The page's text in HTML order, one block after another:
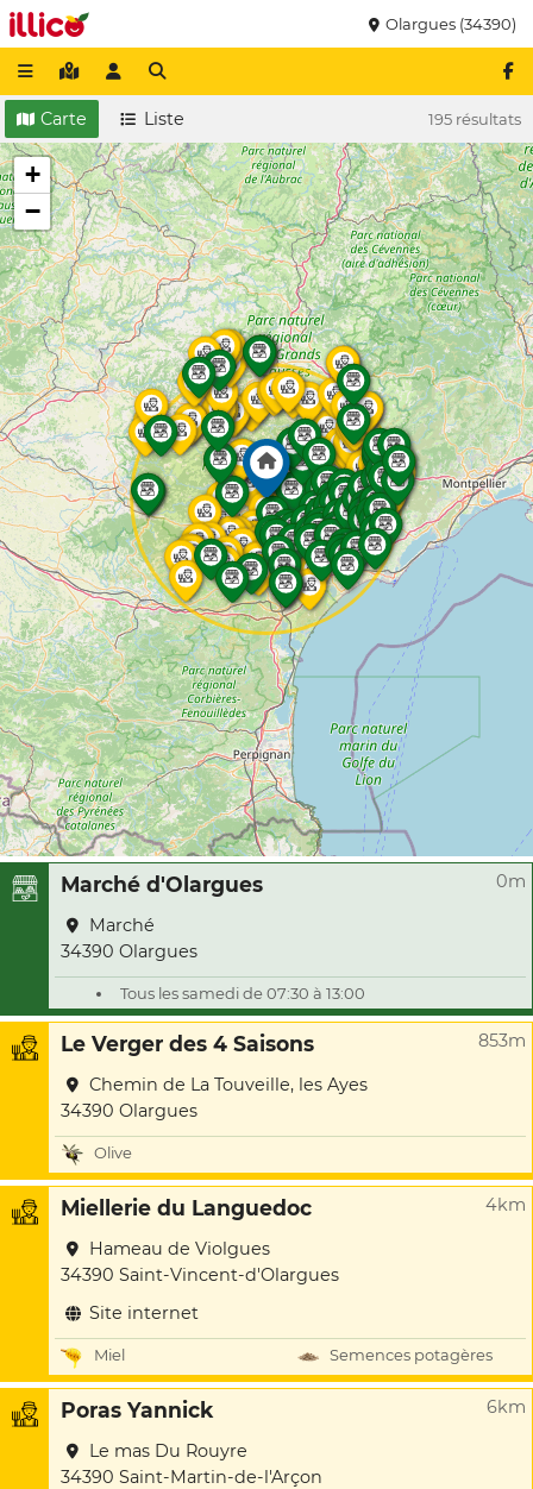
Olargues (34390)
195 résultats
Carte Liste
+
−
Marché d'Olargues 0m
Marché
34390 Olargues
Tous les samedi de 07:30 à 13:00
Le Verger des 4 Saisons 853m
Chemin de La Touveille, les Ayes
34390 Olargues
Olive
Miellerie du Languedoc 4km
Hameau de Violgues
34390 Saint-Vincent-d'Olargues
Site internet
Miel Semences potagères
Poras Yannick 6km
Le mas Du Rouyre
34390 Saint-Martin-de-l'Arçon